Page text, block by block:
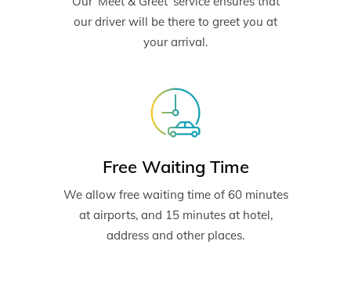
our driver will be there to greet you at
your arrival.
Free Waiting Time
We allow free waiting time of 60 minutes
at airports, and 15 minutes at hotel,
address and other places.